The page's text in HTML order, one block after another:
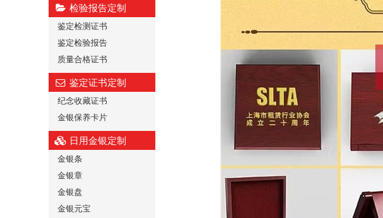
检验报告定制
鉴定检测证书
鉴定检验报告
质量合格证书
鉴定证书定制
纪念收藏证书
金银保养卡片
日用金银定制
金银条
金银章
金银盘
金银元宝